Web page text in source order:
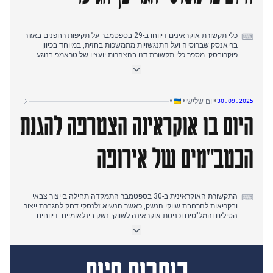
בארה"ב לגבי אספקת טילי טומהוק לאוקראינה.
⌨
כלי תקשורת אוקראינים דיווחו ב-29 בספטמבר על תקיפות רחפנים באזור
בריאנסק שברוסיה ועל התנגשויות מתמשכות בחזית, במיוחד בכיוון
פוקרובסק. מספר כלי תקשורת דנו בהצהרות יועציו של טראמפ בנוגע
זלנסקי גם בירך את נשיאת מולדובה סנדו על ניצחונה בבחירות.
מטוסי הקרב השוודיים גריפן לאוקראינה. התפתחות זו הודגשה במספר
מקורות כאירוע היסטורי עבור אוקראינה, יחד עם דיונים על השפעתם
הפוטנציאלית בשדה הקרב. הנשיא זלנסקי קרא מאוחר יותר לייצור
מקסימלי מקומי של טילים ורחפנים.
30.09.2025
•יום שלישי•
•
היום בו אוקראינה הצטרפה להגנת
הכטב"מים של אירופה
⌨
התקשורת האוקראינית ב-30 בספטמבר התמקדה תחילה בייצור צבאי
ובקריאות להרחבת שווקי הנשק, כאשר הנשיא זלנסקי דחק להגברת ייצור
הטילים והמל"טים וכניסת אוקראינה לשווקי נשק בינלאומיים. דיווחים
העמוק של רוסיה, ומאמצים לטפל בפערים בהגנה האווירית, כפי
שמעידים 176 התנגשויות בחזית.
מאוחר יותר באותו יום, הנרטיב עבר לתפקידה הפעיל של אוקראינה